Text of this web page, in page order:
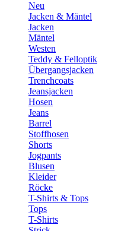
Neu
Jacken & Mäntel
Jacken
Mäntel
Westen
Teddy & Felloptik
Übergangsjacken
Trenchcoats
Jeansjacken
Hosen
Jeans
Barrel
Stoffhosen
Shorts
Jogpants
Blusen
Kleider
Röcke
T-Shirts & Tops
Tops
T-Shirts